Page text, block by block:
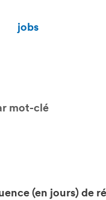
jobs
(en jours) de